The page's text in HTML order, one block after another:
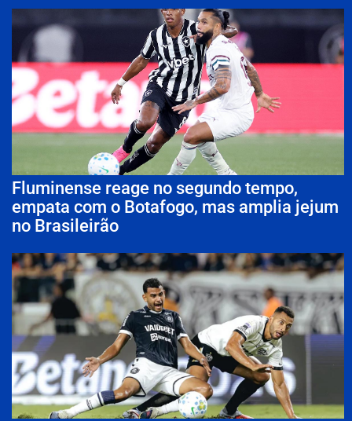
Fluminense reage no segundo tempo,
empata com o Botafogo, mas amplia jejum
no Brasileirão